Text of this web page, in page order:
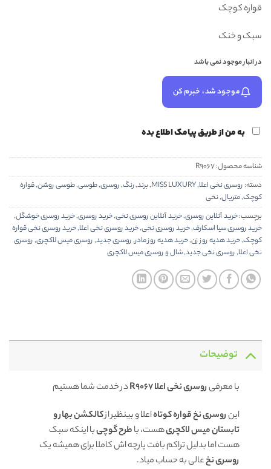
قواره کوچک
سبک و خنک
در انبار موجود نمی باشد
موجود شد، خبرم کن
به من از طریق پیامک اطلاع بده
شناسه محصول:R9067
دسته: روسری نخی اعلا,
MISS LUXURY
,برند,رنگ,روسری,طوسی,طوسی روشن,قواره
کوچک,متریال,نخی
برچسب:خرید آنلاین روسری,خرید آنلاین روسری نخی,خرید روسری,خرید روسری خوشگل,
خرید روسری سیا اسکارف,خرید روسری نخی,خرید روسری نخی اعلا,خرید روسری نخی قواره
کوچک,خرید هدیه روز زن,خرید هدیه روز مادر,روسری جدید,روسری میس لاکچری,روسری
نخی اعلا,روسری نخی جدید,شال و روسری میس لاکچری
توضیحات
با معرفیروسری نخی اعلا R9067
در خدمت شما هستیم
اینروسری نخقواره کوتاهاعلا و بینظیر ازکالکشن بهار و
تابستان میس لاکچریهست، باطرح گوچیبا اینکه سبک
هست اما بدلیل تراکم بافت پارچه اش کاملا برای همیشه یک
روسرینخعالی به حساب میاد.